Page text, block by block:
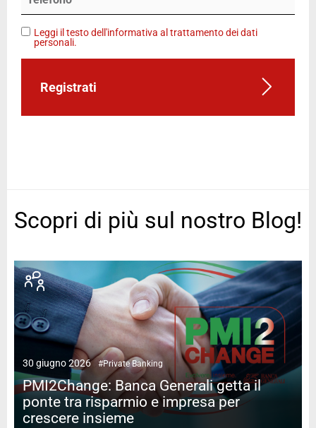
Leggi il testo dell'informativa al trattamento dei dati
personali.
Registrati
Scopri di più sul nostro Blog!
30 giugno 2026 #Private Banking
PMI2Change: Banca Generali getta il
ponte tra risparmio e impresa per
crescere insieme